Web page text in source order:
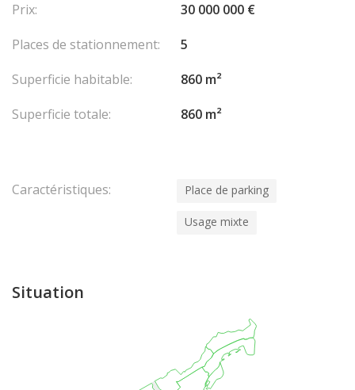
pour les conversations téléphoniques privées. Cette unité est
grand open space, un grand local technique sécurisé par un
petite kitchenette.
Prix:
30 000 000 €
Places de stationnement:
5
Superficie habitable:
860 m²
Superficie totale:
860 m²
Caractéristiques: Place de parking
Usage mixte
Situation